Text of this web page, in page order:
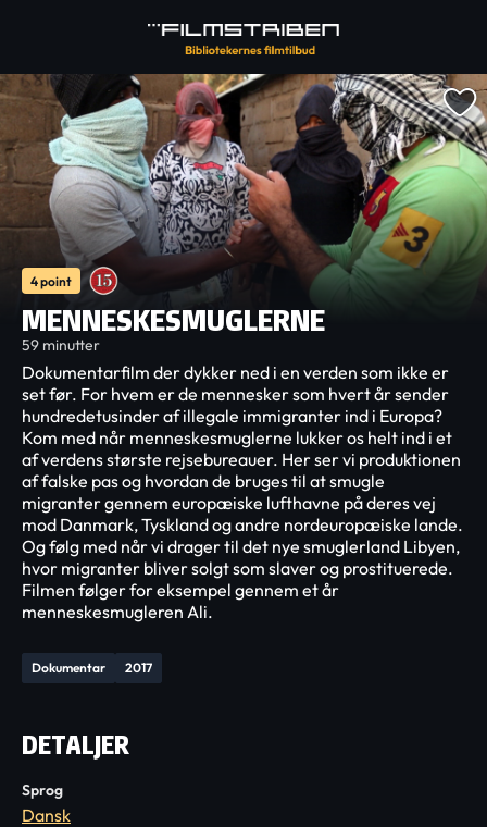
4 point
MENNESKESMUGLERNE
59 minutter
Dokumentar 2017
Dokumentarfilm der dykker ned i en verden som ikke er
set før. For hvem er de mennesker som hvert år sender
hundredetusinder af illegale immigranter ind i Europa?
Kom med når menneskesmuglerne lukker os helt ind i et
af verdens største rejsebureauer. Her ser vi produktionen
af falske pas og hvordan de bruges til at smugle
migranter gennem europæiske lufthavne på deres vej
mod Danmark, Tyskland og andre nordeuropæiske lande.
Og følg med når vi drager til det nye smuglerland Libyen,
hvor migranter bliver solgt som slaver og prostituerede.
Filmen følger for eksempel gennem et år
menneskesmugleren Ali.
DETALJER
Sprog
Dansk